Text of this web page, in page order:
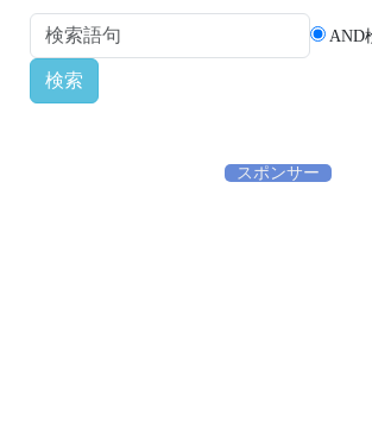
AND
スポンサー